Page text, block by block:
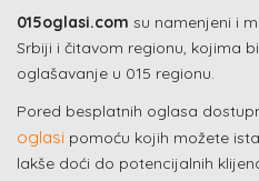
015oglasi.com su namenjeni i
Srbiji i čitavom regionu, kojima
oglašavanje u 015 regionu.
Pored besplatnih oglasa
oglasi pomoću kojih možete
lakše doći do potencijalnih